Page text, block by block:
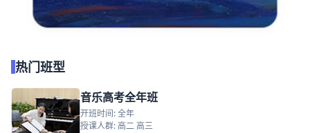
热门班型
音乐高考全年班
开班时间: 全年
授课人群: 高二 高三